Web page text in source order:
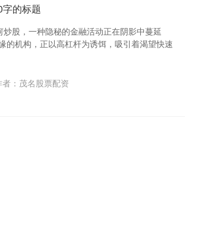
的标题
股，一种隐秘的金融活动正在阴影中蔓延
机构，正以高杠杆为诱饵，吸引着渴望快速
者：茂名股票配资